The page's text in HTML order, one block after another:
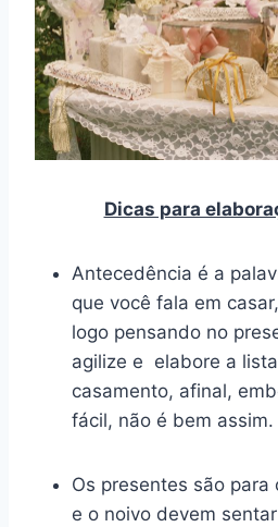
Dicas para
Antecedência é a
que você fala em
logo pensando no
agilize e elabore a
casamento, afinal,
fácil, não é bem assim.
Os presentes são para
e o noivo devem